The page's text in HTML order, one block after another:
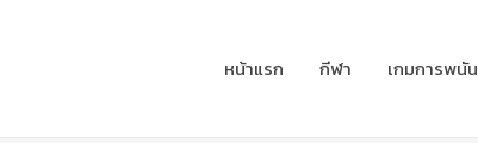
หน้าแรก กีฬา เกมการพนัน